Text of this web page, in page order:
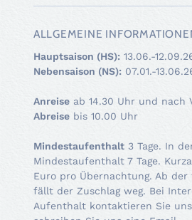
ALLGEMEINE
Hauptsaison (HS):13.06.-
Nebensaison (NS):07.01.-
Anreiseab 14.30 Uhr und nach
Abreisebis 10.00 Uhr
Mindestaufenthalt3 Tage. In
Mindestaufenthalt 7 Tage.
Euro pro Übernachtung. Ab
fällt der Zuschlag weg. Bei
Aufenthalt kontaktieren Sie